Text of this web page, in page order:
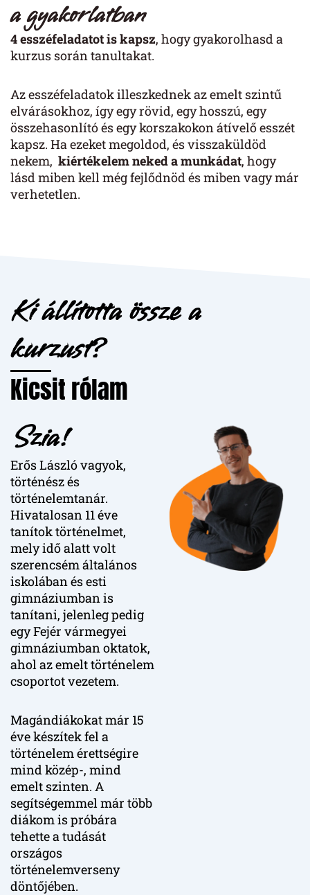
a gyakorlatban
4 esszéfeladatot is kapsz, hogy gyakorolhasd a
kurzus során tanultakat.
Az esszéfeladatok illeszkednek az emelt szintű
elvárásokhoz, így egy rövid, egy hosszú, egy
összehasonlító és egy korszakokon átívelő esszét
kapsz. Ha ezeket megoldod, és visszaküldöd
nekem, kiértékelem neked a munkádat, hogy
lásd miben kell még fejlődnöd és miben vagy már
verhetetlen.
Ki állította össze a
kurzust?
Kicsit rólam
Szia!
Erős László vagyok,
történész és
történelemtanár.
Hivatalosan 11 éve
tanítok történelmet,
mely idő alatt volt
szerencsém általános
iskolában és esti
gimnáziumban is
tanítani, jelenleg pedig
egy Fejér vármegyei
gimnáziumban oktatok,
ahol az emelt történelem
csoportot vezetem.
Magándiákokat már 15
éve készítek fel a
történelem érettségire
mind közép-, mind
emelt szinten. A
segítségemmel már több
diákom is próbára
tehette a tudását
országos
történelemverseny
döntőjében.